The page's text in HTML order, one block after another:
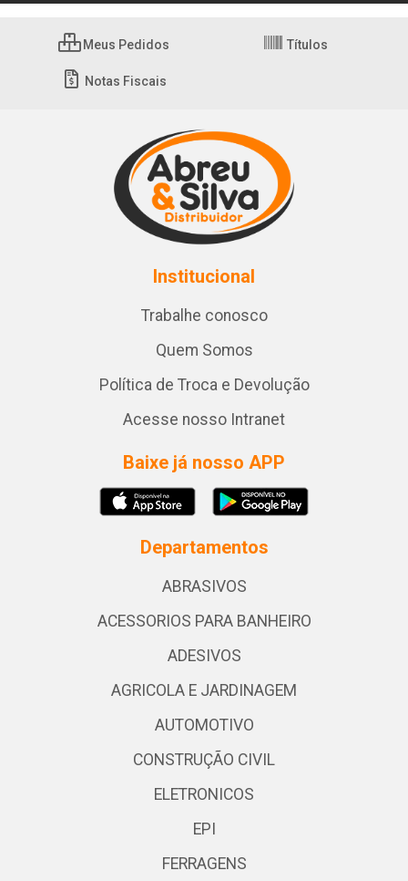
Meus Pedidos Títulos
Notas Fiscais
Institucional
Trabalhe conosco
Quem Somos
Política de Troca e Devolução
Acesse nosso Intranet
Baixe já nosso APP
Departamentos
ABRASIVOS
ACESSORIOS PARA BANHEIRO
ADESIVOS
AGRICOLA E JARDINAGEM
AUTOMOTIVO
CONSTRUÇÃO CIVIL
ELETRONICOS
EPI
FERRAGENS